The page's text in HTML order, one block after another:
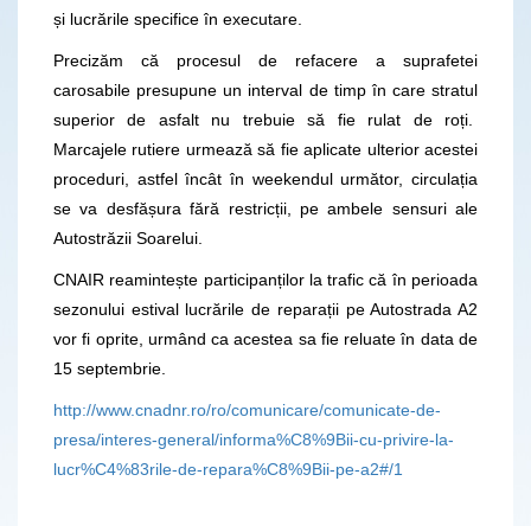
și lucrările specifice în executare.
Precizăm că procesul de refacere a suprafetei
carosabile presupune un interval de timp în care stratul
superior de asfalt nu trebuie să fie rulat de roți.
Marcajele rutiere urmează să fie aplicate ulterior acestei
proceduri, astfel încât în weekendul următor, circulația
se va desfășura fără restricții, pe ambele sensuri ale
Autostrăzii Soarelui.
CNAIR reamintește participanților la trafic că în perioada
sezonului estival lucrările de reparații pe Autostrada A2
vor fi oprite, urmând ca acestea sa fie reluate în data de
15 septembrie.
http://www.cnadnr.ro/ro/comunicare/comunicate-de-
presa/interes-general/informa%C8%9Bii-cu-privire-la-
lucr%C4%83rile-de-repara%C8%9Bii-pe-a2#/1